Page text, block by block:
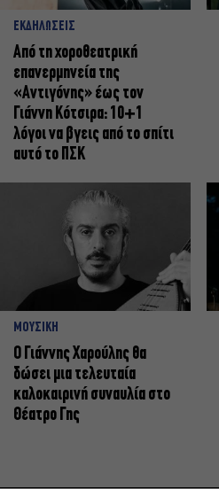
ΕΚΔΗΛΩΣΕΙΣ
Από τη χοροθεατρική
επανερμηνεία της
«Αντιγόνης» έως τον
Γιάννη Κότσιρα: 10+1
λόγοι να βγεις από το σπίτι
αυτό το ΠΣΚ
ΜΟΥΣΙΚΗ
Ο Γιάννης Χαρούλης θα
δώσει μια τελευταία
καλοκαιρινή συναυλία στο
Θέατρο Γης